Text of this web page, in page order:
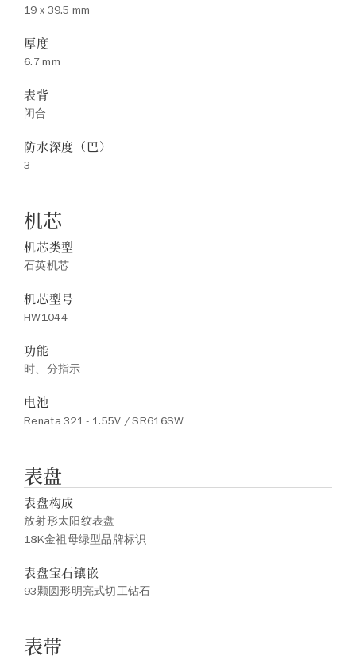
19 x 39.5 mm
厚度
6.7 mm
表背
闭合
防水深度（巴）
3
机芯
机芯类型
石英机芯
机芯型号
HW1044
功能
时、分指示
电池
Renata 321 - 1.55V / SR616SW
表盘
表盘构成
放射形太阳纹表盘
18K金祖母绿型品牌标识
表盘宝石镶嵌
93颗圆形明亮式切工钻石
表带